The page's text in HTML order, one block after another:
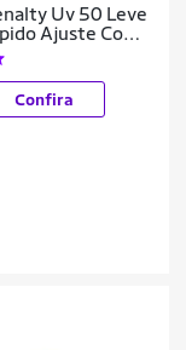
Uv 50 Leve
Ajuste Com
Confira